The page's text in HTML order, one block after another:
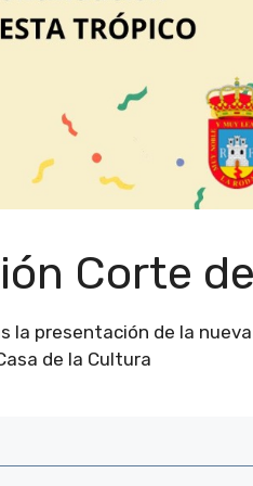
Corte
la presentación de la
de la Cultura